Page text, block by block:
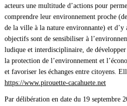
acteurs une multitude d’actions pour
comprendre leur environnement proche
de la ville à la nature environnante) et d’y
objectifs sont de sensibiliser à
ludique et interdisciplinaire, de
la protection de l’environnement et
et favoriser les échanges entre citoyens.
https://www.pirouette-cacahuete.net
Par délibération en date du 19 septembre